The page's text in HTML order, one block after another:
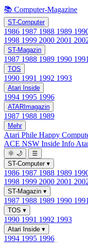
📚 Computer-Magazine
ST-Computer
1986 1987 1988 1989
1998 1999 2000 2001
ST-Magazin
1987 1988 1989 1990 1991
TOS
1990 1991 1992 1993
Atari Inside
1994 1995 1996
ATARImagazin
1987 1988 1989
Mehr
Atari Phile Happy
ACE NSW Inside Info
🌞 🌙
☰
ST-Computer ▾
1986 1987 1988 1989
1998 1999 2000 2001
ST-Magazin ▾
1987 1988 1989 1990 1991
TOS ▾
1990 1991 1992 1993
Atari Inside ▾
1994 1995 1996